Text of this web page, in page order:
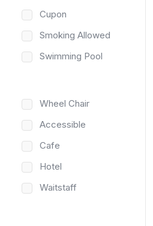
Cupon
Smoking Allowed
Swimming Pool
Wheel Chair
Accessible
Cafe
Hotel
Waitstaff